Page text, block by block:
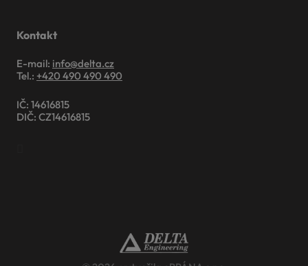
Kontakt
E-mail: info@delta.cz
Tel.: +420 490 490 490
IČ: 14616815
DIČ: CZ14616815